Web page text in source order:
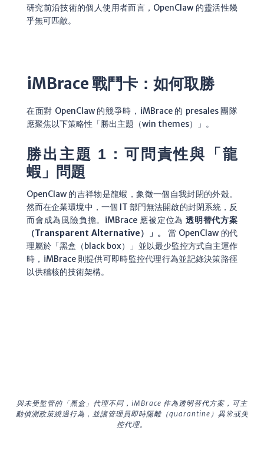
研究前沿技術的個人使用者而言，OpenClaw 的靈活性幾
乎無可匹敵。
iMBrace 戰鬥卡：如何取勝
在面對 OpenClaw 的競爭時，iMBrace 的 presales 團隊
應聚焦以下策略性「勝出主題（win themes）」。
勝出主題 1：可問責性與「龍
蝦」問題
OpenClaw 的吉祥物是龍蝦，象徵一個自我封閉的外殼。
然而在企業環境中，一個 IT 部門無法開啟的封閉系統，反
而會成為風險負擔。iMBrace 應被定位為 透明替代方案
（Transparent Alternative）」。
當 OpenClaw 的代
理屬於「黑盒（black box）」並以最少監控方式自主運作
時，iMBrace 則提供可即時監控代理行為並記錄決策路徑
以供稽核的技術架構。
與未受監管的「黑盒」代理不同，iMBrace 作為透明替代方案，可主
動偵測政策繞過行為，並讓管理員即時隔離（quarantine）異常或失
控代理。